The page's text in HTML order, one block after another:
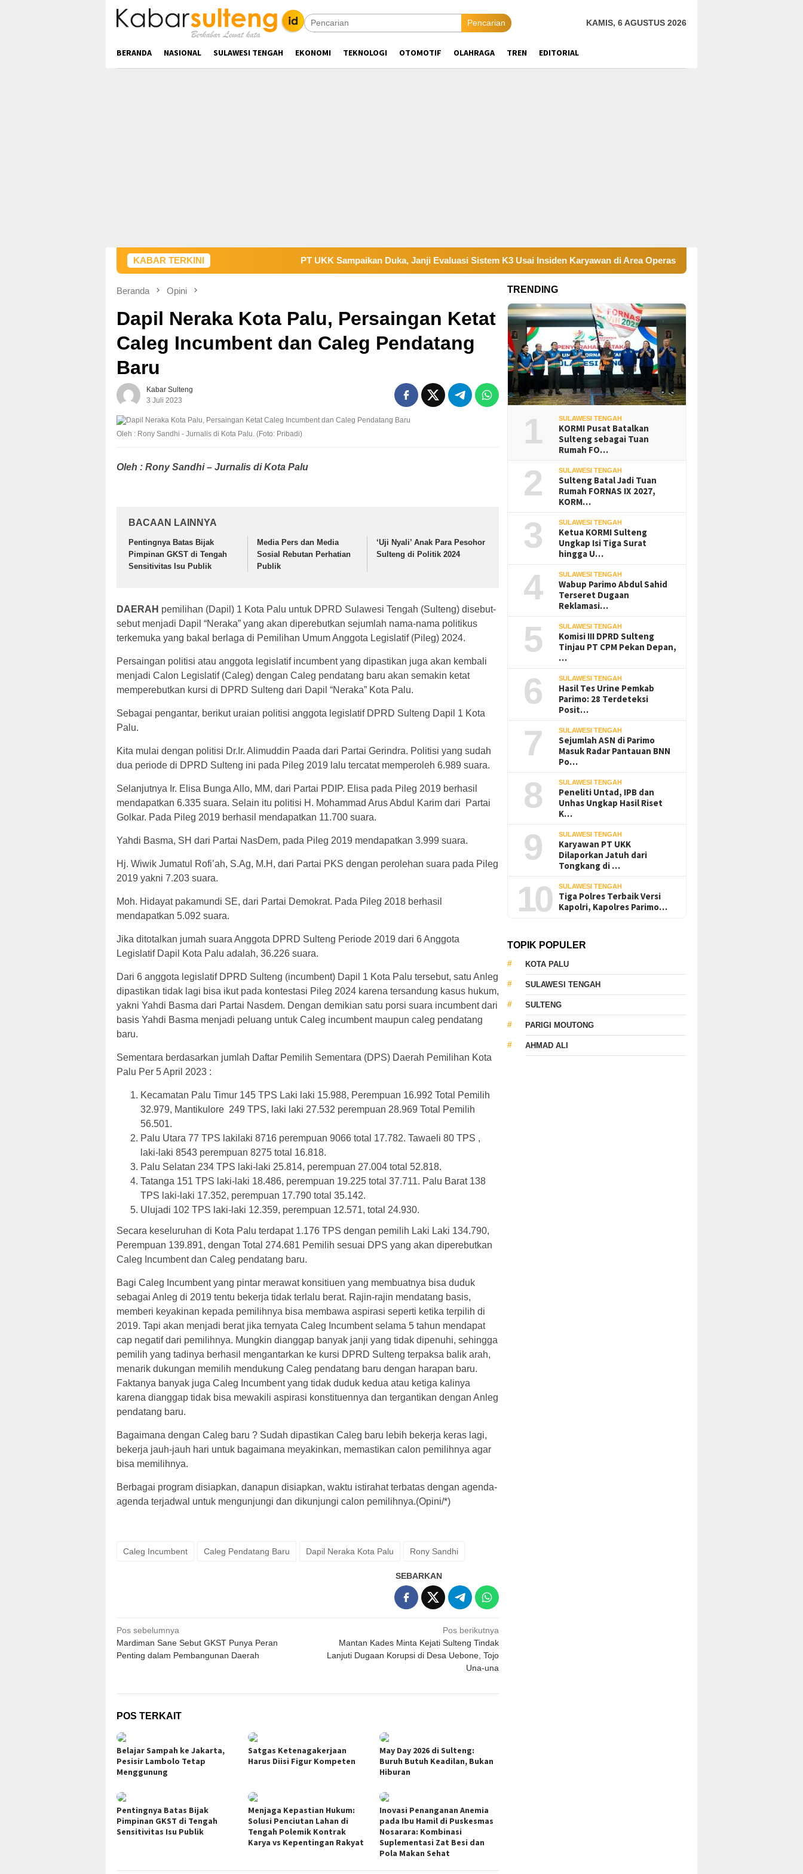
Pencarian KAMIS, 6 AGUSTUS 2026
BERANDA NASIONAL SULAWESI TENGAH EKONOMI TEKNOLOGI OTOMOTIF OLAHRAGA TREN EDITORIAL
KABAR TERKINI PT UKK Sampaikan Duka, Janji Evaluasi Sistem K3 Usai Insiden Karyawan di Area Operasional
Beranda Opini
Dapil Neraka Kota Palu, Persaingan Ketat
Caleg Incumbent dan Caleg Pendatang
Baru
Kabar Sulteng
3 Juli 2023
Oleh : Rony Sandhi - Jurnalis di Kota Palu. (Foto: Pribadi)
Oleh : Rony Sandhi – Jurnalis di Kota Palu
BACAAN LAINNYA
Pentingnya Batas Bijak
Pimpinan GKST di Tengah
Sensitivitas Isu Publik
Media Pers dan Media
Sosial Rebutan Perhatian
Publik
‘Uji Nyali’ Anak Para Pesohor
Sulteng di Politik 2024
DAERAH pemilihan (Dapil) 1 Kota Palu untuk DPRD Sulawesi Tengah (Sulteng) disebut-
sebut menjadi Dapil “Neraka” yang akan diperebutkan sejumlah nama-nama politikus
terkemuka yang bakal berlaga di Pemilihan Umum Anggota Legislatif (Pileg) 2024.
Persaingan politisi atau anggota legislatif incumbent yang dipastikan juga akan kembali
menjadi Calon Legislatif (Caleg) dengan Caleg pendatang baru akan semakin ketat
memperebutkan kursi di DPRD Sulteng dari Dapil “Neraka” Kota Palu.
Sebagai pengantar, berikut uraian politisi anggota legislatif DPRD Sulteng Dapil 1 Kota
Palu.
Kita mulai dengan politisi Dr.Ir. Alimuddin Paada dari Partai Gerindra. Politisi yang sudah
dua periode di DPRD Sulteng ini pada Pileg 2019 lalu tercatat memperoleh 6.989 suara.
Selanjutnya Ir. Elisa Bunga Allo, MM, dari Partai PDIP. Elisa pada Pileg 2019 berhasil
mendapatkan 6.335 suara. Selain itu politisi H. Mohammad Arus Abdul Karim dari Partai
Golkar. Pada Pileg 2019 berhasil mendapatkan 11.700 suara.
Yahdi Basma, SH dari Partai NasDem, pada Pileg 2019 mendapatkan 3.999 suara.
Hj. Wiwik Jumatul Rofi’ah, S.Ag, M.H, dari Partai PKS dengan perolehan suara pada Pileg
2019 yakni 7.203 suara.
Moh. Hidayat pakamundi SE, dari Partai Demokrat. Pada Pileg 2018 berhasil
mendapatkan 5.092 suara.
Jika ditotalkan jumah suara Anggota DPRD Sulteng Periode 2019 dari 6 Anggota
Legislatif Dapil Kota Palu adalah, 36.226 suara.
Dari 6 anggota legislatif DPRD Sulteng (incumbent) Dapil 1 Kota Palu tersebut, satu Anleg
dipastikan tidak lagi bisa ikut pada kontestasi Pileg 2024 karena tersandung kasus hukum,
yakni Yahdi Basma dari Partai Nasdem. Dengan demikian satu porsi suara incumbent dari
basis Yahdi Basma menjadi peluang untuk Caleg incumbent maupun caleg pendatang
baru.
Sementara berdasarkan jumlah Daftar Pemilih Sementara (DPS) Daerah Pemilihan Kota
Palu Per 5 April 2023 :
Kecamatan Palu Timur 145 TPS Laki laki 15.988, Perempuan 16.992 Total Pemilih
32.979, Mantikulore 249 TPS, laki laki 27.532 perempuan 28.969 Total Pemilih
56.501.
Palu Utara 77 TPS lakilaki 8716 perempuan 9066 total 17.782. Tawaeli 80 TPS ,
laki-laki 8543 perempuan 8275 total 16.818.
Palu Selatan 234 TPS laki-laki 25.814, perempuan 27.004 total 52.818.
Tatanga 151 TPS laki-laki 18.486, perempuan 19.225 total 37.711. Palu Barat 138
TPS laki-laki 17.352, perempuan 17.790 total 35.142.
Ulujadi 102 TPS laki-laki 12.359, perempuan 12.571, total 24.930.
Secara keseluruhan di Kota Palu terdapat 1.176 TPS dengan pemilih Laki Laki 134.790,
Perempuan 139.891, dengan Total 274.681 Pemilih sesuai DPS yang akan diperebutkan
Caleg Incumbent dan Caleg pendatang baru.
Bagi Caleg Incumbent yang pintar merawat konsitiuen yang membuatnya bisa duduk
sebagai Anleg di 2019 tentu bekerja tidak terlalu berat. Rajin-rajin mendatang basis,
memberi keyakinan kepada pemilihnya bisa membawa aspirasi seperti ketika terpilih di
2019. Tapi akan menjadi berat jika ternyata Caleg Incumbent selama 5 tahun mendapat
cap negatif dari pemilihnya. Mungkin dianggap banyak janji yang tidak dipenuhi, sehingga
pemilih yang tadinya berhasil mengantarkan ke kursi DPRD Sulteng terpaksa balik arah,
menarik dukungan memilih mendukung Caleg pendatang baru dengan harapan baru.
Faktanya banyak juga Caleg Incumbent yang tidak duduk kedua atau ketiga kalinya
karena dianggap tidak bisa mewakili aspirasi konstituennya dan tergantikan dengan Anleg
pendatang baru.
Bagaimana dengan Caleg baru ? Sudah dipastikan Caleg baru lebih bekerja keras lagi,
bekerja jauh-jauh hari untuk bagaimana meyakinkan, memastikan calon pemilihnya agar
bisa memilihnya.
Berbagai program disiapkan, danapun disiapkan, waktu istirahat terbatas dengan agenda-
agenda terjadwal untuk mengunjungi dan dikunjungi calon pemilihnya.(Opini/*)
Caleg Incumbent Caleg Pendatang Baru Dapil Neraka Kota Palu Rony Sandhi
SEBARKAN
Navigasi
pos
Pos sebelumnya
Mardiman Sane Sebut GKST Punya Peran
Penting dalam Pembangunan Daerah
Pos berikutnya
Mantan Kades Minta Kejati Sulteng Tindak
Lanjuti Dugaan Korupsi di Desa Uebone, Tojo
Una-una
POS TERKAIT
Belajar Sampah ke Jakarta,
Pesisir Lambolo Tetap
Menggunung
Satgas Ketenagakerjaan
Harus Diisi Figur Kompeten
May Day 2026 di Sulteng:
Buruh Butuh Keadilan, Bukan
Hiburan
Pentingnya Batas Bijak
Pimpinan GKST di Tengah
Sensitivitas Isu Publik
Menjaga Kepastian Hukum:
Solusi Penciutan Lahan di
Tengah Polemik Kontrak
Karya vs Kepentingan Rakyat
Inovasi Penanganan Anemia
pada Ibu Hamil di Puskesmas
Nosarara: Kombinasi
Suplementasi Zat Besi dan
Pola Makan Sehat
TRENDING
1 SULAWESI TENGAH
KORMI Pusat Batalkan
Sulteng sebagai Tuan
Rumah FO…
2 SULAWESI TENGAH
Sulteng Batal Jadi Tuan
Rumah FORNAS IX 2027,
KORM…
3 SULAWESI TENGAH
Ketua KORMI Sulteng
Ungkap Isi Tiga Surat
hingga U…
4 SULAWESI TENGAH
Wabup Parimo Abdul Sahid
Terseret Dugaan
Reklamasi…
5 SULAWESI TENGAH
Komisi III DPRD Sulteng
Tinjau PT CPM Pekan Depan,
…
6 SULAWESI TENGAH
Hasil Tes Urine Pemkab
Parimo: 28 Terdeteksi
Posit…
7 SULAWESI TENGAH
Sejumlah ASN di Parimo
Masuk Radar Pantauan BNN
Po…
8 SULAWESI TENGAH
Peneliti Untad, IPB dan
Unhas Ungkap Hasil Riset
K…
9 SULAWESI TENGAH
Karyawan PT UKK
Dilaporkan Jatuh dari
Tongkang di …
10 SULAWESI TENGAH
Tiga Polres Terbaik Versi
Kapolri, Kapolres Parimo…
TOPIK POPULER
KOTA PALU
SULAWESI TENGAH
SULTENG
PARIGI MOUTONG
AHMAD ALI